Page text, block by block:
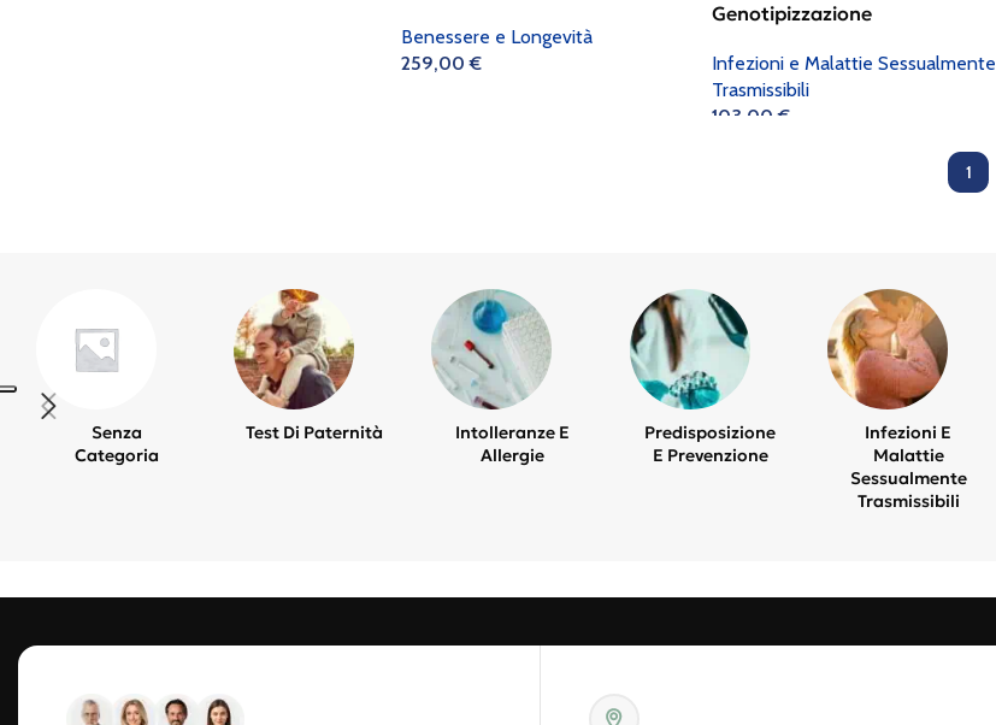
Benessere e Longevità
259,00€
Genotipizzazione
Infezioni e Malattie Sessualmente
Trasmissibili
103,00€
1
Senza
Categoria
Test Di Paternità
Intolleranze E
Allergie
Predisposizione
E Prevenzione
Infezioni E
Malattie
Sessualmente
Trasmissibili